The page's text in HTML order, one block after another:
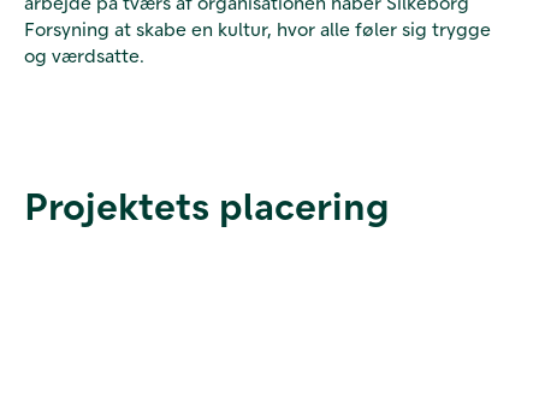
Forsyning at skabe en kultur, hvor alle føler sig trygge
og værdsatte.
Projektets placering